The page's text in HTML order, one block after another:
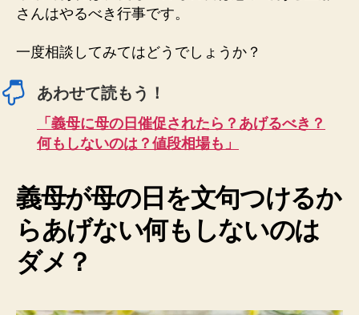
さんはやるべき行事です。
一度相談してみてはどうでしょうか？
あわせて読もう！
「義母に母の日催促されたら？あげるべき？
何もしないのは？値段相場も」
義母が母の日を文句つけるか
らあげない何もしないのは
ダメ？